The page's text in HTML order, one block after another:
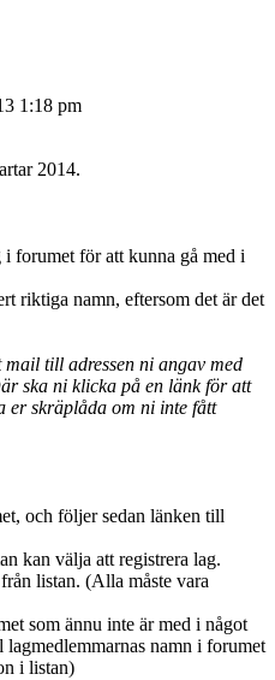
1:18 pm
2014.
i forumet för att kunna gå med i
riktiga namn, eftersom det är det
till adressen ni angav med
ska ni klicka på en länk för att
er skräplåda om ni inte fått
och följer sedan länken till
kan välja att registrera lag.
listan. (Alla måste vara
som ännu inte är med i något
namn i forumet
i listan)